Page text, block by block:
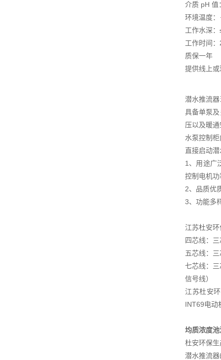
介质 pH 值
环境温度
工作水深
工作时间
质保一年
提供线上
潜水推流
具备单泵
压以及暖
水泵控制
直接启动
1、用途广
控制电机
2、品质优
3、功能多
江苏杜安
四芯线：
五芯线：
七芯线：
信号线）
江苏杜安
INT69电动
均质浓度
杜安环保
潜水推流